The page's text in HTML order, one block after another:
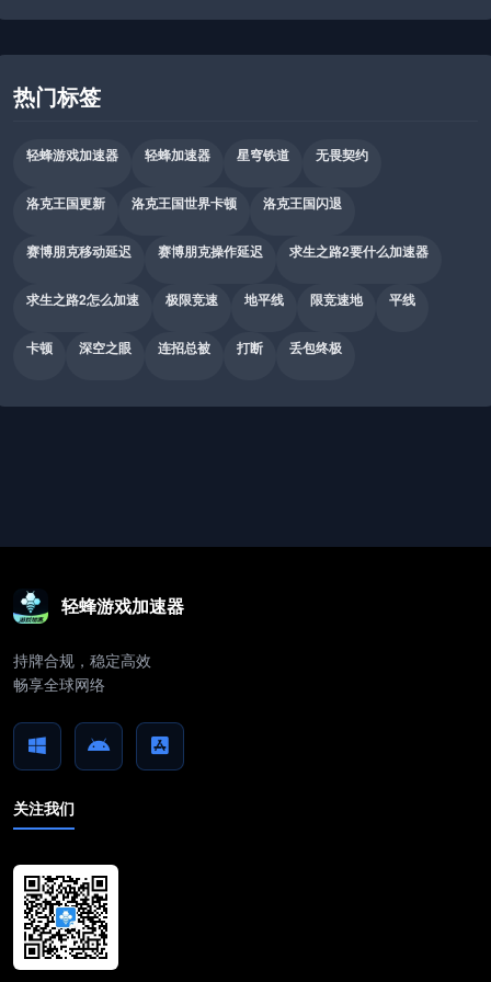
热门标签
轻蜂游戏加速器 轻蜂加速器 星穹铁道 无畏契约
洛克王国更新 洛克王国世界卡顿 洛克王国闪退
赛博朋克移动延迟 赛博朋克操作延迟 求生之路2要什么加速器
求生之路2怎么加速 极限竞速 地平线 限竞速地 平线
卡顿 深空之眼 连招总被 打断 丢包终极
轻蜂游戏加速器
持牌合规，稳定高效
畅享全球网络
关注我们